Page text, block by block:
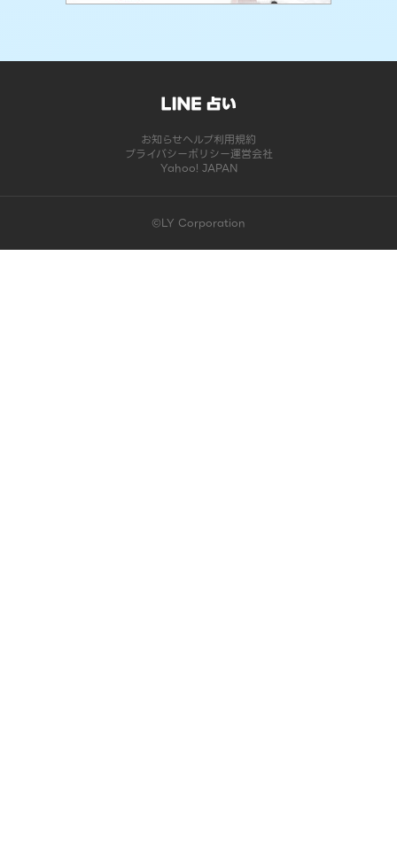
お知らせヘルプ利用規約
プライバシーポリシー運営会社
Yahoo! JAPAN
©LY Corporation
このコンテンツは掲載が終了しました | LINE占い